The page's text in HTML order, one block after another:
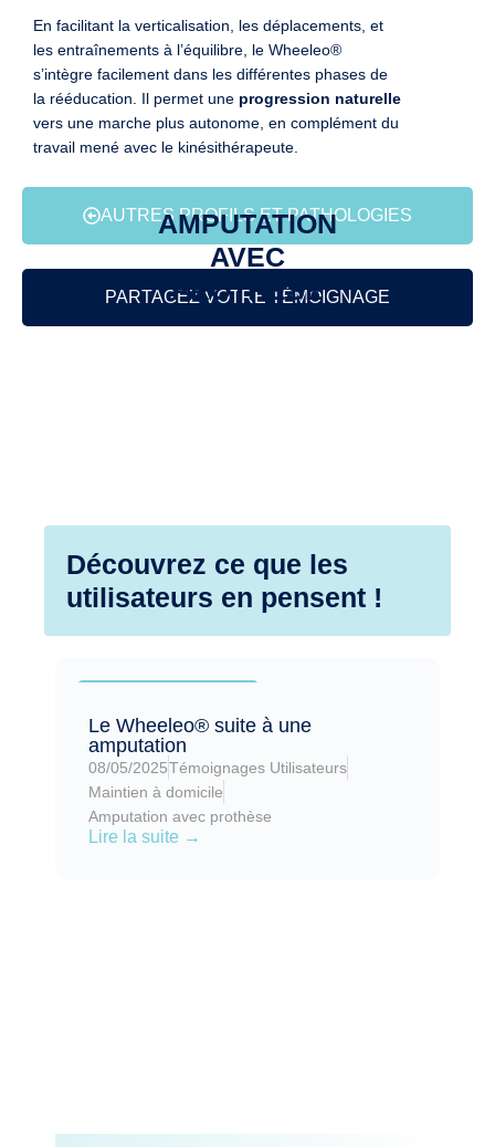
AUTRES PROFILS ET PATHOLOGIES
AMPUTATION
AVEC
PROTHÈSE
PARTAGEZ VOTRE TÉMOIGNAGE
En facilitant la verticalisation, les déplacements, et
les entraînements à l’équilibre, le Wheeleo®
s’intègre facilement dans les différentes phases de
la rééducation. Il permet une progression naturelle
vers une marche plus autonome, en complément du
travail mené avec le kinésithérapeute.
Découvrez ce que les
utilisateurs en pensent !
Le Wheeleo® suite à une
amputation
08/05/2025Témoignages Utilisateurs
Maintien à domicile
Amputation avec prothèse
Lire la suite →